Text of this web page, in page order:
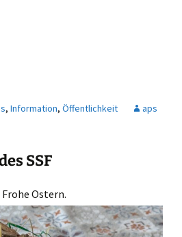
, Information, Öffentlichkeit aps
SSF
Ostern.